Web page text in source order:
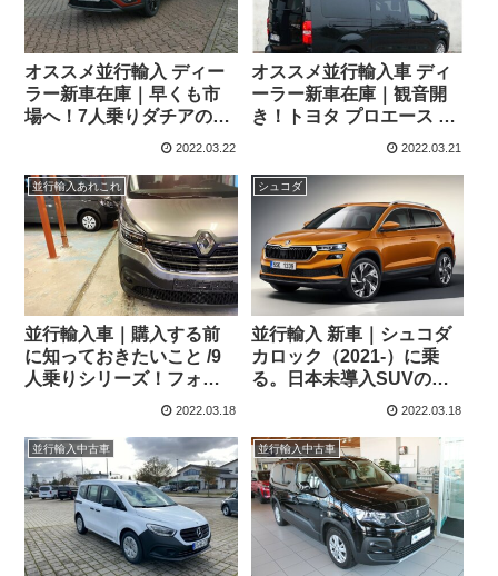
オススメ並行輸入 ディー
ラー新車在庫｜早くも市
場へ！7人乗りダチアのC
セグメントMPVモデル ダ
ームプラス TCe110 6MT
左ハンドル
2022.03.22
オススメ並行輸入車 ディ
ーラー新車在庫｜観音開
き！トヨタ プロエース ヴ
ァーソ 2.0D ロング 9人乗
ル
2022.03.21
並行輸入あれこれ
並行輸入車｜購入する前
に知っておきたいこと /9
人乗りシリーズ！フォル
クスワーゲン T6.1トラン
ー トラフィック コンビが
横浜へ到着！
2022.03.18
シュコダ
並行輸入 新車｜シュコダ
カロック（2021-）に乗
る。日本未導入SUVの概
要・スペック・価格の情
2022.03.18
並行輸入中古車 並行輸入中古車